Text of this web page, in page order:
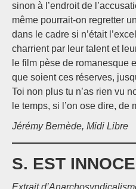
sinon à l’endroit de
même pourrait-on regretter
dans le cadre si n’était
charrient par leur talent et
le film pèse de romanesque
que soient ces réserves,
Toi non plus tu n’as rien vu
le temps, si l’on ose dire,
Jérémy Bernède, Midi Libre
S. EST